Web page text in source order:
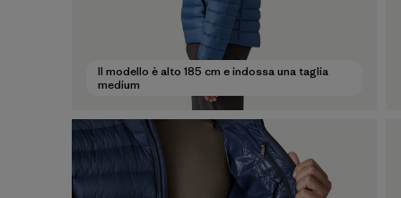
Il modello è alto 185 cm e indossa una taglia
medium